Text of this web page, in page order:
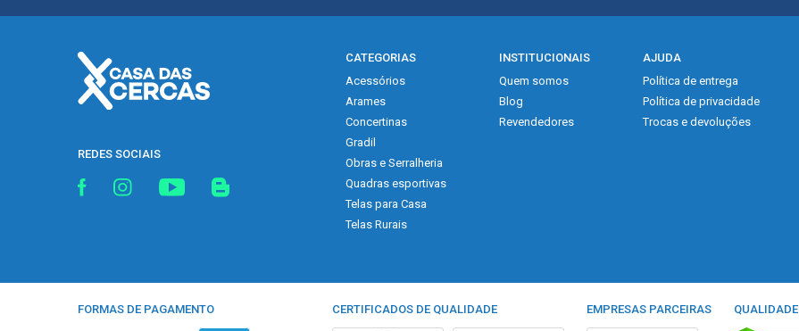
REDES SOCIAIS
CATEGORIAS
Acessórios
Arames
Concertinas
Gradil
Obras e Serralheria
Quadras esportivas
Telas para Casa
Telas Rurais
INSTITUCIONAIS
Quem somos
Blog
Revendedores
AJUDA
Política de entrega
Política de privacidade
Trocas e devoluções
FORMAS DE PAGAMENTO CERTIFICADOS DE QUALIDADE EMPRESAS PARCEIRAS